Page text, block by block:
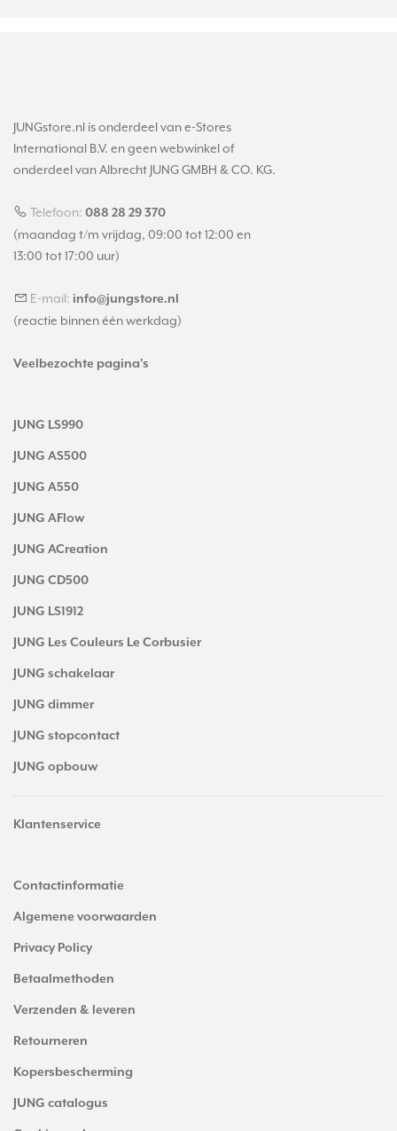
JUNGstore.nl is onderdeel van e-Stores
International B.V. en geen webwinkel of
onderdeel van Albrecht JUNG GMBH & CO. KG.
Telefoon: 088 28 29 370
(maandag t/m vrijdag, 09:00 tot 12:00 en
13:00 tot 17:00 uur)
E-mail: info@jungstore.nl
(reactie binnen één werkdag)
Veelbezochte pagina's
JUNG LS990
JUNG AS500
JUNG A550
JUNG AFlow
JUNG ACreation
JUNG CD500
JUNG LS1912
JUNG Les Couleurs Le Corbusier
JUNG schakelaar
JUNG dimmer
JUNG stopcontact
JUNG opbouw
Klantenservice
Contactinformatie
Algemene voorwaarden
Privacy Policy
Betaalmethoden
Verzenden & leveren
Retourneren
Kopersbescherming
JUNG catalogus